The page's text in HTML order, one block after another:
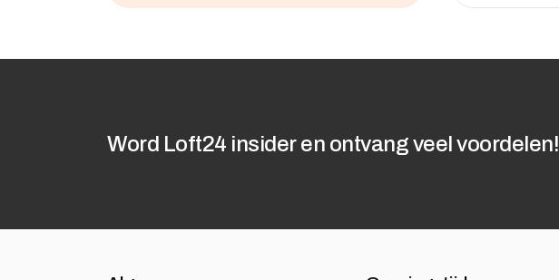
Word Loft24 insider en ontvang veel voordelen!